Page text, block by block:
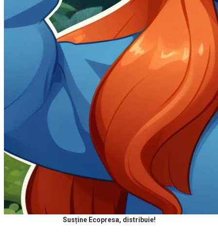
Susține Ecopresa, distribuie!